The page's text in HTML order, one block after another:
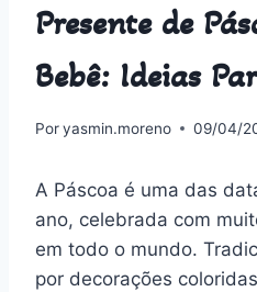
Presente de
Bebê: Ideias
Poryasmin.moreno 09/04/
A Páscoa é uma das
ano, celebrada com
em todo o mundo.
por decorações